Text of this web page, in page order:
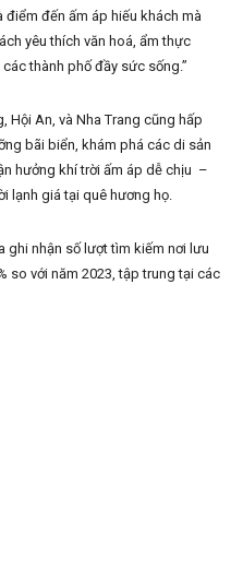
điểm đến ấm áp hiếu khách mà
yêu thích văn hoá, ẩm thực
thành phố đầy sức sống.”
Hội An, và Nha Trang cũng hấp
bãi biển, khám phá các di sản
hưởng khí trời ấm áp dễ chịu –
lạnh giá tại quê hương họ.
ghi nhận số lượt tìm kiếm nơi lưu
so với năm 2023, tập trung tại các